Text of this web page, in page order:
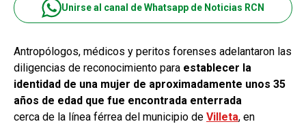
Unirse al canal de Whatsapp de Noticias RCN
Antropólogos, médicos y peritos forenses adelantaron las
diligencias de reconocimiento para establecer la
identidad de una mujer de aproximadamente unos 35
años de edad que fue encontrada enterrada
cerca de la línea férrea del municipio de Villeta, en